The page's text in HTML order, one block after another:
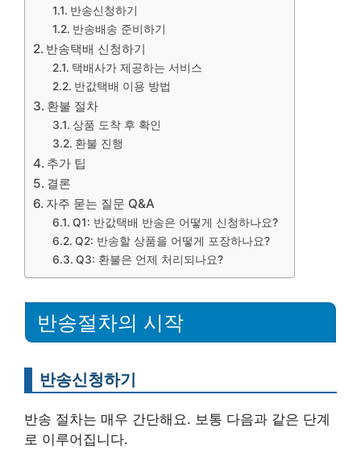
반송신청하기
반송배송 준비하기
반송택배 신청하기
택배사가 제공하는 서비스
반값택배 이용 방법
환불 절차
상품 도착 후 확인
환불 진행
추가 팁
결론
자주 묻는 질문 Q&A
Q1: 반값택배 반송은 어떻게 신청하나요?
Q2: 반송할 상품을 어떻게 포장하나요?
Q3: 환불은 언제 처리되나요?
반송절차의 시작
반송신청하기
반송 절차는 매우 간단해요. 보통 다음과 같은 단계
로 이루어집니다.